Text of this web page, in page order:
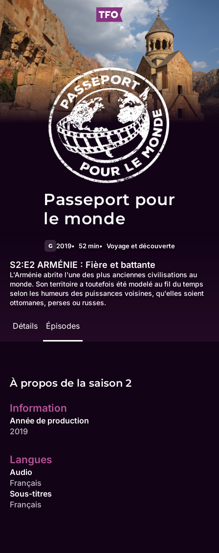
Passeport pour
le monde
G 2019 52 min Voyage et découverte
S2:E2 ARMÉNIE : Fière et battante
L'Arménie abrite l'une des plus anciennes civilisations au
monde. Son territoire a toutefois été modelé au fil du temps
selon les humeurs des puissances voisines, qu'elles soient
ottomanes, perses ou russes.
Détails Épisodes
À propos de la saison 2
Information
Année de production
2019
Langues
Audio
Français
Sous-titres
Français